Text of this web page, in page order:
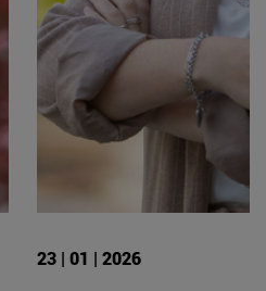
23 | 01 | 2026